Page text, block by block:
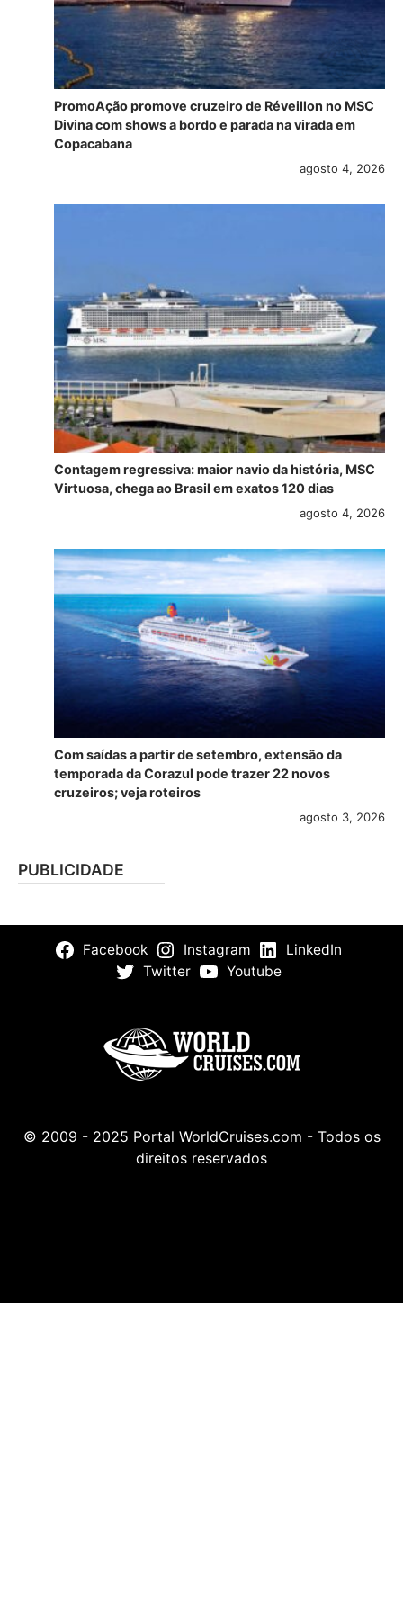
PromoAção promove cruzeiro de Réveillon no MSC
Divina com shows a bordo e parada na virada em
Copacabana
agosto 4, 2026
Contagem regressiva: maior navio da história, MSC
Virtuosa, chega ao Brasil em exatos 120 dias
agosto 4, 2026
Com saídas a partir de setembro, extensão da
temporada da Corazul pode trazer 22 novos
cruzeiros; veja roteiros
agosto 3, 2026
PUBLICIDADE
Facebook Instagram
LinkedIn
Twitter
Youtube
© 2009 - 2025 Portal WorldCruises.com - Todos os
direitos reservados